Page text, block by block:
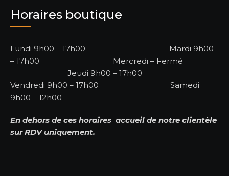
Horaires boutique
Lundi 9h00 – 17h00 Mardi 9h00
– 17h00 Mercredi – Fermé
Jeudi 9h00 – 17h00
Vendredi 9h00 – 17h00 Samedi
9h00 – 12h00
En dehors de ces horaires accueil de notre clientèle
sur RDV uniquement.